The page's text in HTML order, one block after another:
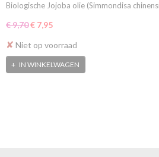
Biologische Jojoba olie (Simmondisa
€ 9,70€ 7,95
✘ Niet op voorraad
IN WINKELWAGEN